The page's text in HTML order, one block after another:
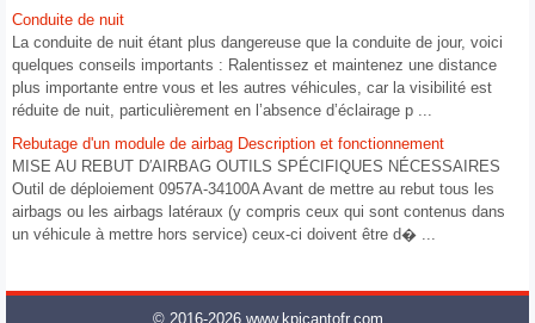
Conduite de nuit
La conduite de nuit étant plus dangereuse que la conduite de jour, voici
quelques conseils importants : Ralentissez et maintenez une distance
plus importante entre vous et les autres véhicules, car la visibilité est
réduite de nuit, particulièrement en l’absence d’éclairage p ...
Rebutage d'un module de airbag Description et fonctionnement
MISE AU REBUT D′AIRBAG OUTILS SPÉCIFIQUES NÉCESSAIRES
Outil de déploiement 0957A-34100A Avant de mettre au rebut tous les
airbags ou les airbags latéraux (y compris ceux qui sont contenus dans
un véhicule à mettre hors service) ceux-ci doivent être d� ...
© 2016-2026 www.kpicantofr.com